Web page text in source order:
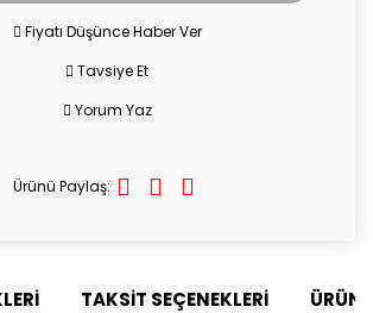
Fiyatı Düşünce Haber Ver
Tavsiye Et
Yorum Yaz
Ürünü Paylaş:
TAKSİT SEÇENEKLERİ ÜRÜN